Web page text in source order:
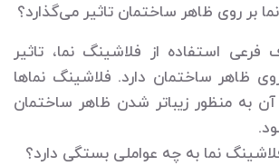
بر روی ظاهر ساختمان تاثیر می‌گذارد؟
فرعی استفاده از فلاشینگ نما، تاثیر
ظاهر ساختمان دارد. فلاشینگ نماها
آن به منظور زیباتر شدن ظاهر ساختمان
نما به چه عواملی بستگی دارد؟